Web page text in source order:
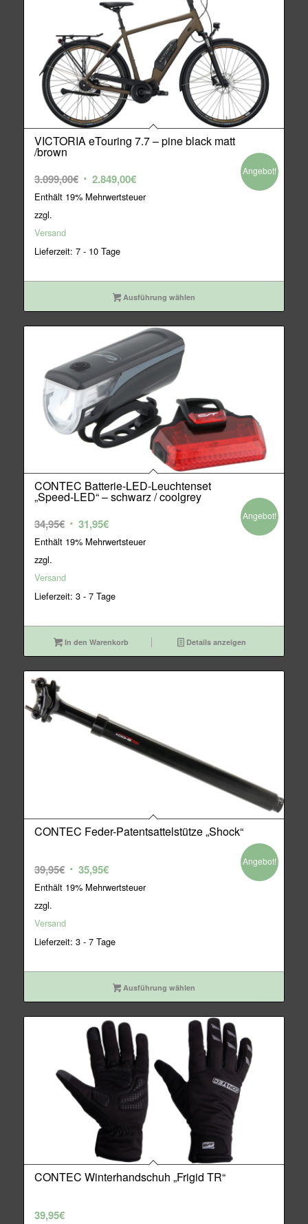
VICTORIA eTouring 7.7 – pine black matt
/brown
3.099,00€ Ursprünglicher
Preis
2.849,00€Aktueller
Preis
Enthält 19% Mehrwertsteuer
zzgl.
Versand
Lieferzeit: 7 - 10 Tage
Angebot!
Ausführung wählen
CONTEC Batterie-LED-Leuchtenset
„Speed-LED“ – schwarz / coolgrey
34,95€ Ursprünglicher
Preis
31,95€Aktueller
Preis
Enthält 19% Mehrwertsteuer
zzgl.
Versand
Lieferzeit: 3 - 7 Tage
Angebot!
In den Warenkorb Details anzeigen
CONTEC Feder-Patentsattelstütze „Shock“
39,95€ Ursprünglicher
Preis
35,95€Aktueller
Preis
Enthält 19% Mehrwertsteuer
zzgl.
Versand
Lieferzeit: 3 - 7 Tage
Angebot!
Ausführung wählen
CONTEC Winterhandschuh „Frigid TR“
39,95€